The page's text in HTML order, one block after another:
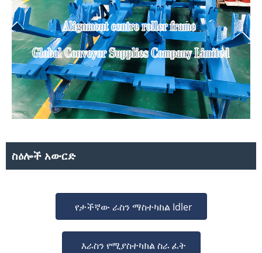
ስዕሎች አውርድ
የታችኛው ራስን ማስተካከል Idler
እራስን የሚያስተካክል ስራ ፈት